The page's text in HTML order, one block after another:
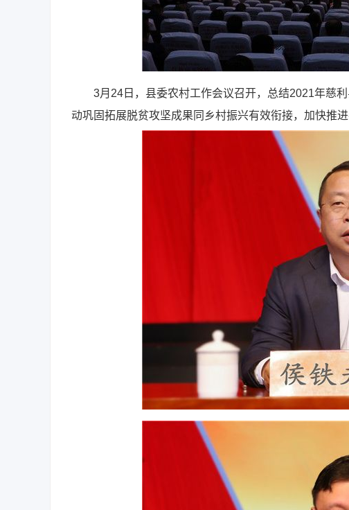
3月24日，县委农村工作会议召开，总结2021年慈利
动巩固拓展脱贫攻坚成果同乡村振兴有效衔接，加快推进